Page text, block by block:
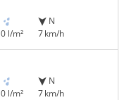
0 l/m²
N
7 km/h
0 l/m²
N
7 km/h